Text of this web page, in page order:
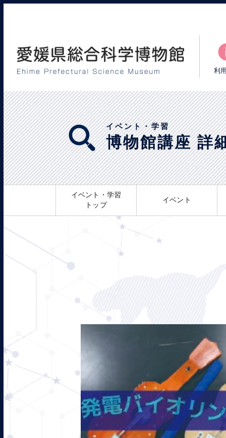
利
イベント・学習
博物館講座 詳
イベント・学習
トップ
イベント